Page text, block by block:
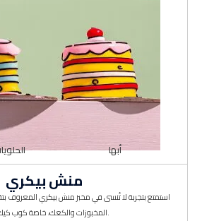
أبها
منش بيكري
استمتع بتجربة لا تُنسى في مخبز منش بيكري المعروف
المخبوزات والكعك، خاصة كوب كيك اللذيذ.